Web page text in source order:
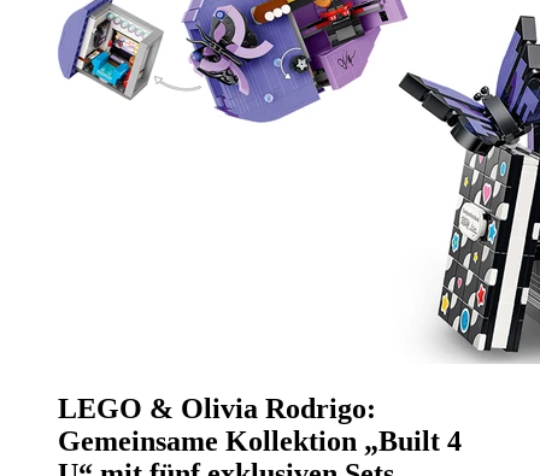
LEGO & Olivia Rodrigo:
Gemeinsame Kollektion „Built 4